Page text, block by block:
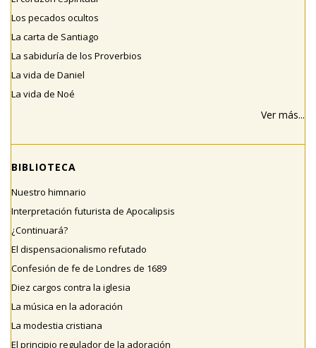
Los pecados ocultos
La carta de Santiago
La sabiduría de los Proverbios
La vida de Daniel
La vida de Noé
Ver más...
BIBLIOTECA
Nuestro himnario
Interpretación futurista de Apocalipsis
¿Continuará?
El dispensacionalismo refutado
Confesión de fe de Londres de 1689
Diez cargos contra la iglesia
La música en la adoración
La modestia cristiana
El principio regulador de la adoración